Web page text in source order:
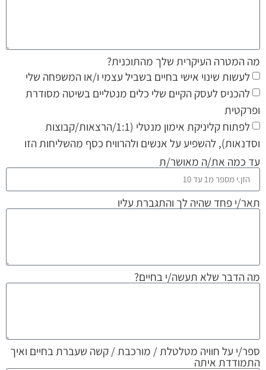
מה המטרה העיקרית שלך מהתוכנית?
לעשות שינוי אישי בחיים בשביל עצמי ו/או המשפחה שלי
להכניס לעסק הקיים שלי כלים מנטליים בשיטה מסודרת
ופרקטית
לפתוח קליניקת אימון מנטלי (1:1/הרצאות/קבוצות
וסדנאות), להשפיע על אנשים ולהרוויח כסף מהשליחות הזו
עד כמה את/ה מאושר/ת
תאר/י פחד שהיה לך והתגברת עליו
מה הדבר שלא תעשה/י בחיים?
ספר/י על חוויה מטלטלת / מורכבת / קשה שעברת בחיים ואיך
התמודדת איתה